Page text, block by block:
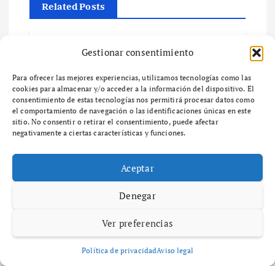
Gestionar consentimiento
Para ofrecer las mejores experiencias, utilizamos tecnologías como las
cookies para almacenar y/o acceder a la información del dispositivo. El
consentimiento de estas tecnologías nos permitirá procesar datos como
el comportamiento de navegación o las identificaciones únicas en este
sitio. No consentir o retirar el consentimiento, puede afectar
negativamente a ciertas características y funciones.
Aceptar
Denegar
Ver preferencias
Política de privacidadAviso legal
ó
n
d
e
e
Related Posts
Maria Izquierdo
Diccionario
¿Qué es el zoning y cómo afecta el
desarrollo urbano en tu
comunidad?
¿Qué es el Zoning y por qué es importante en
qué es importante en el desarrollo urbano? El
zoning es un…